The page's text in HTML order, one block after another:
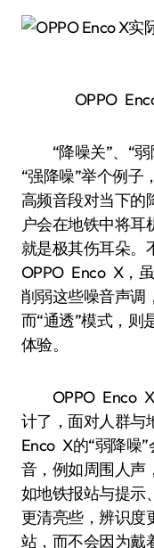
OPPO
“降噪关”、“弱
“强降噪”举个例子
高频音段对当下的
户会在地铁中将耳
就是极其伤耳朵。
OPPO Enco X，
削弱这些噪音声调
而“通透”模式，则
体验。
OPPO Enco X
计了，面对人群与
Enco X的“弱降噪
音，例如周围人声
如地铁报站与提示
更清亮些，辨识度
站，而不会因为戴